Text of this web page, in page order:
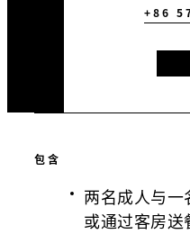
+86
包含
两名成人与
或通过客房